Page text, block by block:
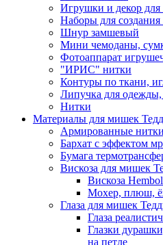
Игрушки и декор для
Наборы для
Шнур замшевый
Мини чемоданы,
Фотоаппарат
"ИРИС" нитки
Контуры по ткани,
Липучка для
Нитки
Материалы для мишек
Армированные нитки
Бархат с эффектом
Бумага
Вискоза для мишек
Вискоза
Мохер, плюш,
Глаза для мишек
Глаза
Глазки
на петле